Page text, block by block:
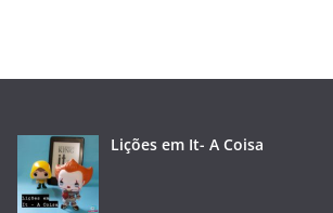
Lições em It- A Coisa